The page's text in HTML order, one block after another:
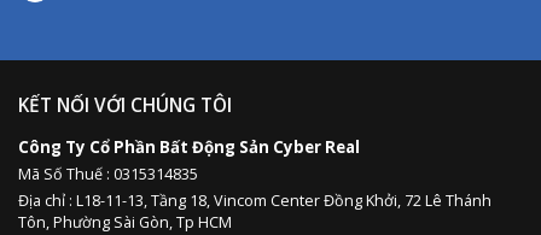
KẾT NỐI VỚI CHÚNG TÔI
Công Ty Cổ Phần Bất Động Sản Cyber Real
Mã Số Thuế : 0315314835
Địa chỉ : L18-11-13,Tầng 18, Vincom Center Đồng Khởi, 72 Lê Thánh
Tôn, Phường Sài Gòn, Tp HCM